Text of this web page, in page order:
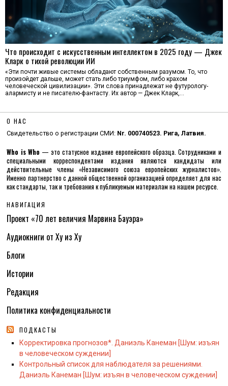
Что происходит с искусственным интеллектом в 2025 году — Джек
Кларк о тихой революции ИИ
«Эти почти живые системы обладают собственным разумом. То, что
произойдет дальше, может стать либо триумфом, либо крахом
человеческой цивилизации». Эти слова принадлежат не футурологу-
алармисту и не писателю-фантасту. Их автор — Джек Кларк,…
О НАС
Свидетельство о регистрации СМИ: Nr. 000740523. Рига, Латвия.
Who is Who — это статусное издание европейского образца. Сотрудниками и
специальными корреспондентами издания являются кандидаты или
действительные члены «Независимого союза европейских журналистов».
Именно партнерство с данной общественной организацией определяет для нас
как стандарты, так и требования к публикуемым материалам на нашем ресурсе.
НАВИГАЦИЯ
Проект «70 лет величия Марвина Бауэра»
Аудиокниги от Ху из Ху
Блоги
Истории
Редакция
Политика конфиденциальности
ПОДКАСТЫ
Корректировка прогнозов*. Даниэль Канеман [Шум: изъян
в человеческом суждении]
Контрольный список для наблюдателя за решениями.
Даниэль Канеман [Шум: изъян в человеческом суждении]